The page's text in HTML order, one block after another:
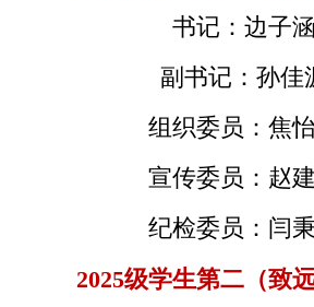
书记：边子涵
副书记：孙佳
组织委员：焦
宣传委员：赵
纪检委员：闫
2025级学生第二 （致